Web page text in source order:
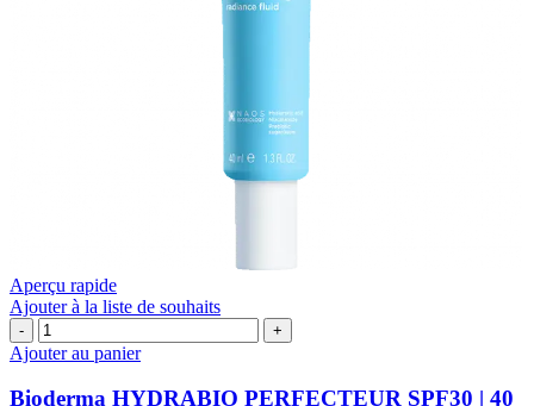
Aperçu rapide
Ajouter à la liste de souhaits
quantité
de
Bioderma
HYDRABIO
Ajouter au panier
Bioderma HYDRABIO PERFECTEUR SPF30 | 40